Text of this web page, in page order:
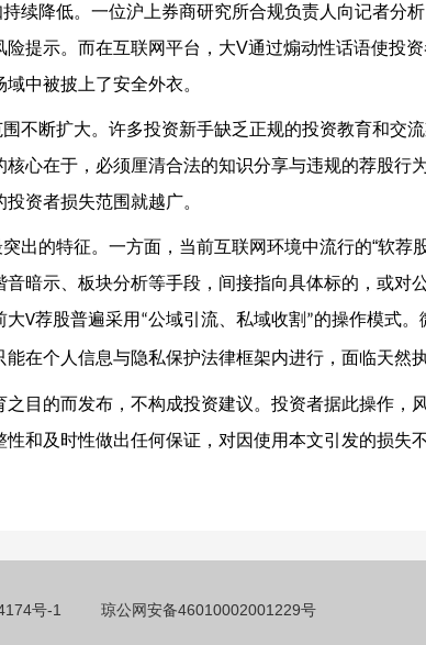
续降低。一位沪上券商研究所合规负责人向记者分
提示。而在互联网平台，大V通过煽动性话语使投
中被披上了安全外衣。
不断扩大。许多投资新手缺乏正规的投资教育和交
心在于，必须厘清合法的知识分享与违规的荐股行
资者损失范围就越广。
出的特征。一方面，当前互联网环境中流行的“软荐
暗示、板块分析等手段，间接指向具体标的，或对
大V荐股普遍采用 “公域引流、私域收割 ”的操作模式。
在个人信息与隐私保护法律框架内进行，面临天然执
目的而发布，不构成投资建议。投资者据此操作，
和及时性做出任何保证，对因使用本文引发的损失
号-1 琼公网安备46010002001229号